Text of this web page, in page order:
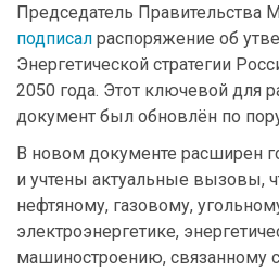
Председатель Правительства
подписал распоряжение об
Энергетической стратегии
2050 года. Этот ключевой для
документ был обновлён по
В новом документе расширен
и учтены актуальные вызовы,
нефтяному, газовому,
электроэнергетике,
машиностроению, связанному